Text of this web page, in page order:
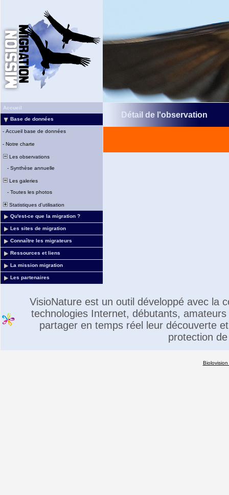
Accueil
Base de données
- Accueil base de données
- Notre charte
Les observations
- Synthèse annuelle
Les galeries
- Toutes les photos
Statistiques d'utilisation
Qu'est-ce que la migration ?
Les sites de migration
Connaître les migrateurs
Ressources et liens
La mission migration
Les partenaires
Détail de l'observation
VisioNature est un outil développé avec la
technologies Internet, débutants,
partager en temps réel leur découverte
protection
Biolovision